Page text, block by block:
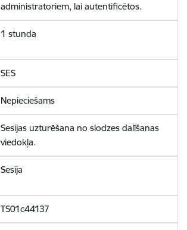
administratoriem, lai autentificētos.
1 stunda
SES
Nepieciešams
Sesijas uzturēšana no slodzes dalīšanas
viedokļa.
Sesija
TS01c44137